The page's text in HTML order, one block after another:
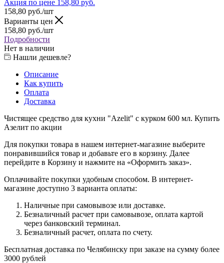
158,80 руб./шт
Варианты цен
158,80 руб./шт
Подробности
Нет в наличии
Нашли дешевле?
Описание
Как купить
Оплата
Доставка
Чистящее средство для кухни "Azelit" с курком 600 мл. Купить
Азелит по акции
Для покупки товара в нашем интернет-магазине выберите
понравившийся товар и добавьте его в корзину. Далее
перейдите в Корзину и нажмите на «Оформить заказ».
Оплачивайте покупки удобным способом. В интернет-
магазине доступно 3 варианта оплаты:
Наличные при самовывозе или доставке.
Безналичный расчет при самовывозе, оплата картой
через банковский терминал.
Безналичный расчет, оплата по счету.
Бесплатная доставка по Челябинску при заказе на сумму более
3000 рублей